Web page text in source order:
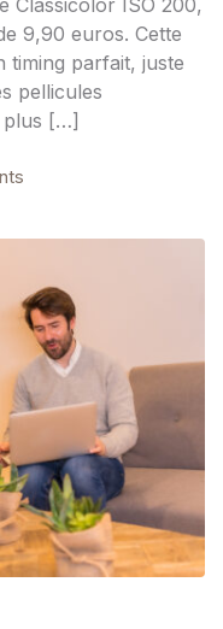
9,90 euros. Cette
timing parfait, juste
pellicules
plus […]